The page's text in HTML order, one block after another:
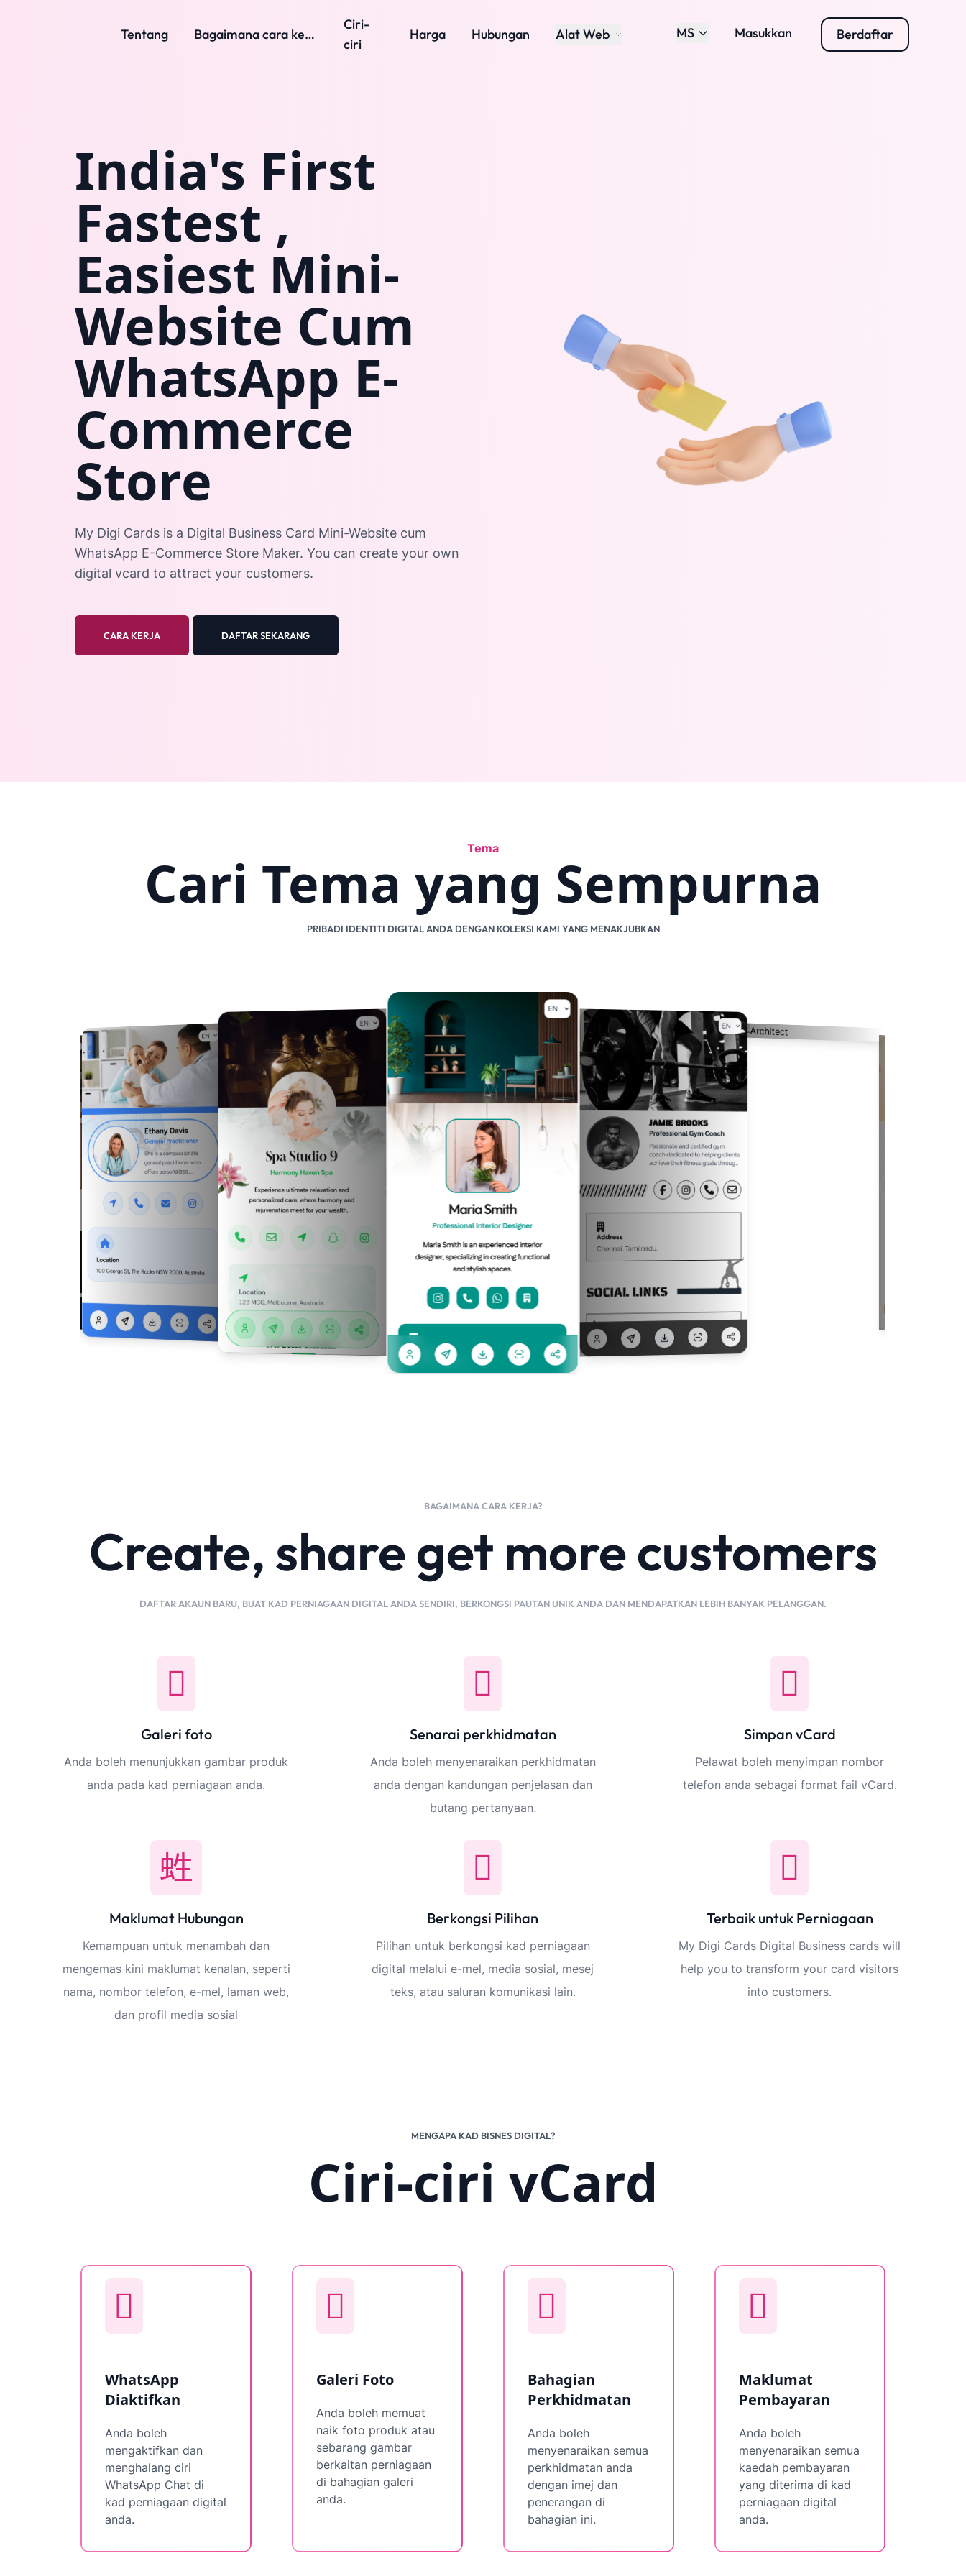
Tentang Bagaimana cara kerja?
Ciri-
ciri
Harga Hubungan Alat Web MS Masukkan Berdaftar
India's First
Fastest ,
Easiest Mini-
Website Cum
WhatsApp E-
Commerce
Store
My Digi Cards is a Digital Business Card Mini-Website cum
WhatsApp E-Commerce Store Maker. You can create your own
digital vcard to attract your customers.
CARA KERJA DAFTAR SEKARANG
Tema
Cari Tema yang Sempurna
PRIBADI IDENTITI DIGITAL ANDA DENGAN KOLEKSI KAMI YANG MENAKJUBKAN
BAGAIMANA CARA KERJA?
Create, share get more customers
DAFTAR AKAUN BARU, BUAT KAD PERNIAGAAN DIGITAL ANDA SENDIRI, BERKONGSI PAUTAN UNIK ANDA DAN MENDAPATKAN LEBIH BANYAK PELANGGAN.
Galeri foto
Anda boleh menunjukkan gambar produk
anda pada kad perniagaan anda.
Senarai perkhidmatan
Anda boleh menyenaraikan perkhidmatan
anda dengan kandungan penjelasan dan
butang pertanyaan.
Simpan vCard
Pelawat boleh menyimpan nombor
telefon anda sebagai format fail vCard.
Maklumat Hubungan
Kemampuan untuk menambah dan
mengemas kini maklumat kenalan, seperti
nama, nombor telefon, e-mel, laman web,
dan profil media sosial
Berkongsi Pilihan
Pilihan untuk berkongsi kad perniagaan
digital melalui e-mel, media sosial, mesej
teks, atau saluran komunikasi lain.
Terbaik untuk Perniagaan
My Digi Cards Digital Business cards will
help you to transform your card visitors
into customers.
MENGAPA KAD BISNES DIGITAL?
Ciri-ciri vCard
WhatsApp
Diaktifkan
Anda boleh
mengaktifkan dan
menghalang ciri
WhatsApp Chat di
kad perniagaan digital
anda.
Galeri Foto
Anda boleh memuat
naik foto produk atau
sebarang gambar
berkaitan perniagaan
di bahagian galeri
anda.
Bahagian
Perkhidmatan
Anda boleh
menyenaraikan semua
perkhidmatan anda
dengan imej dan
penerangan di
bahagian ini.
Maklumat
Pembayaran
Anda boleh
menyenaraikan semua
kaedah pembayaran
yang diterima di kad
perniagaan digital
anda.